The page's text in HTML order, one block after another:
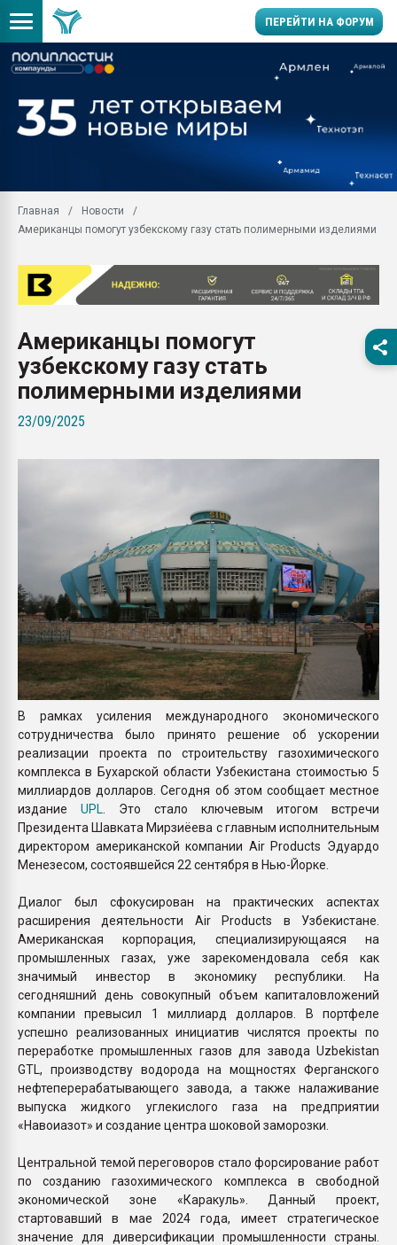
ПЕРЕЙТИ НА ФОРУМ
Вакуум-формовочные
28.07.2026
Всё, что касается
бутылок
Материал
вакуумного
поликарбоната и АБС-
ПЕРЕЙТИ НА
Главная
Новости
Американцы помогут узбекскому газу стать полимерными изделиями
Американцы помогут
узбекскому газу стать
полимерными изделиями
23/09/2025
В рамках усиления международного экономического
сотрудничества было принято решение об ускорении
реализации проекта по строительству газохимического
комплекса в Бухарской области Узбекистана стоимостью 5
миллиардов долларов. Сегодня об этом сообщает местное
издание UPL . Это стало ключевым итогом встречи
Президента Шавката Мирзиёева с главным исполнительным
директором американской компании Air Products Эдуардо
Менезесом, состоявшейся 22 сентября в Нью-Йорке.
Диалог был сфокусирован на практических аспектах
расширения деятельности Air Products в Узбекистане.
Американская корпорация, специализирующаяся на
промышленных газах, уже зарекомендовала себя как
значимый инвестор в экономику республики. На
сегодняшний день совокупный объем капиталовложений
компании превысил 1 миллиард долларов. В портфеле
успешно реализованных инициатив числятся проекты по
переработке промышленных газов для завода Uzbekistan
GTL, производству водорода на мощностях Ферганского
нефтеперерабатывающего завода, а также налаживание
выпуска жидкого углекислого газа на предприятии
«Навоиазот» и создание центра шоковой заморозки.
Центральной темой переговоров стало форсирование работ
по созданию газохимического комплекса в свободной
экономической зоне «Каракуль». Данный проект,
стартовавший в мае 2024 года, имеет стратегическое
значение для диверсификации промышленности страны.